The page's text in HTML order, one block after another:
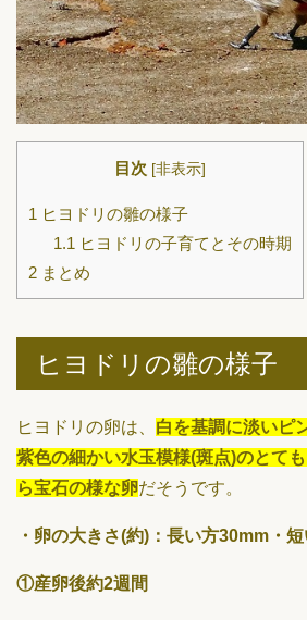
目次 [非表示]
1 ヒヨドリの雛の様子
1.1 ヒヨドリの子育てとその時期
2 まとめ
ヒヨドリの雛の様子
ヒヨドリの卵は、 白を基調に淡いピ
紫色の細かい水玉模様(斑点)のとて
ら宝石の様な卵だそうです。
・卵の大きさ(約)：長い方30mm・
①産卵後約2週間